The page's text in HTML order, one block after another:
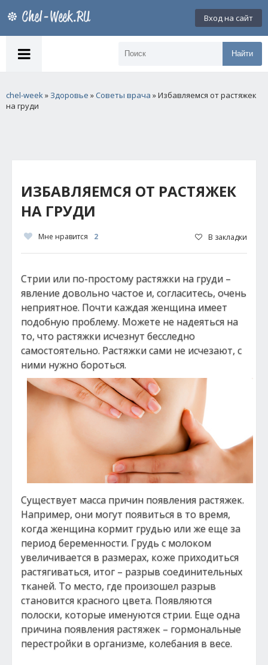
Вход на сайт
Найти
chel-week» Здоровье »Советы врача » Избавляемся от растяжек
на груди
ИЗБАВЛЯЕМСЯ ОТ РАСТЯЖЕК
НА ГРУДИ
Мне нравится 2 В закладки
Стрии или по-простому растяжки на груди –
явление довольно частое и, согласитесь, очень
неприятное. Почти каждая женщина имеет
подобную проблему. Можете не надеяться на
то, что растяжки исчезнут бесследно
самостоятельно. Растяжки сами не исчезают, с
ними нужно бороться.
Существует масса причин появления растяжек.
Например, они могут появиться в то время,
когда женщина кормит грудью или же еще за
период беременности. Грудь с молоком
увеличивается в размерах, коже приходиться
растягиваться, итог – разрыв соединительных
тканей. То место, где произошел разрыв
становится красного цвета. Появляются
полоски, которые именуются стрии. Еще одна
причина появления растяжек – гормональные
перестройки в организме, колебания в весе.